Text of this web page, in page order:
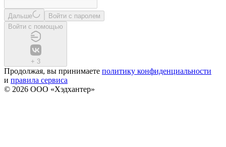
Дальше
Войти с паролем
Войти с помощью
+ 3
Продолжая, вы принимаете политику конфиденциальности
и правила сервиса
© 2026 ООО «Хэдхантер»